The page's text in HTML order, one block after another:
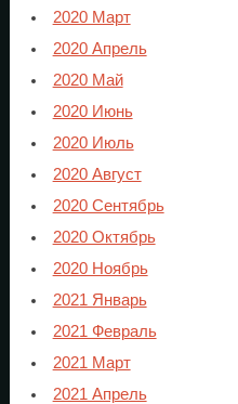
2020 Март
2020 Апрель
2020 Май
2020 Июнь
2020 Июль
2020 Август
2020 Сентябрь
2020 Октябрь
2020 Ноябрь
2021 Январь
2021 Февраль
2021 Март
2021 Апрель